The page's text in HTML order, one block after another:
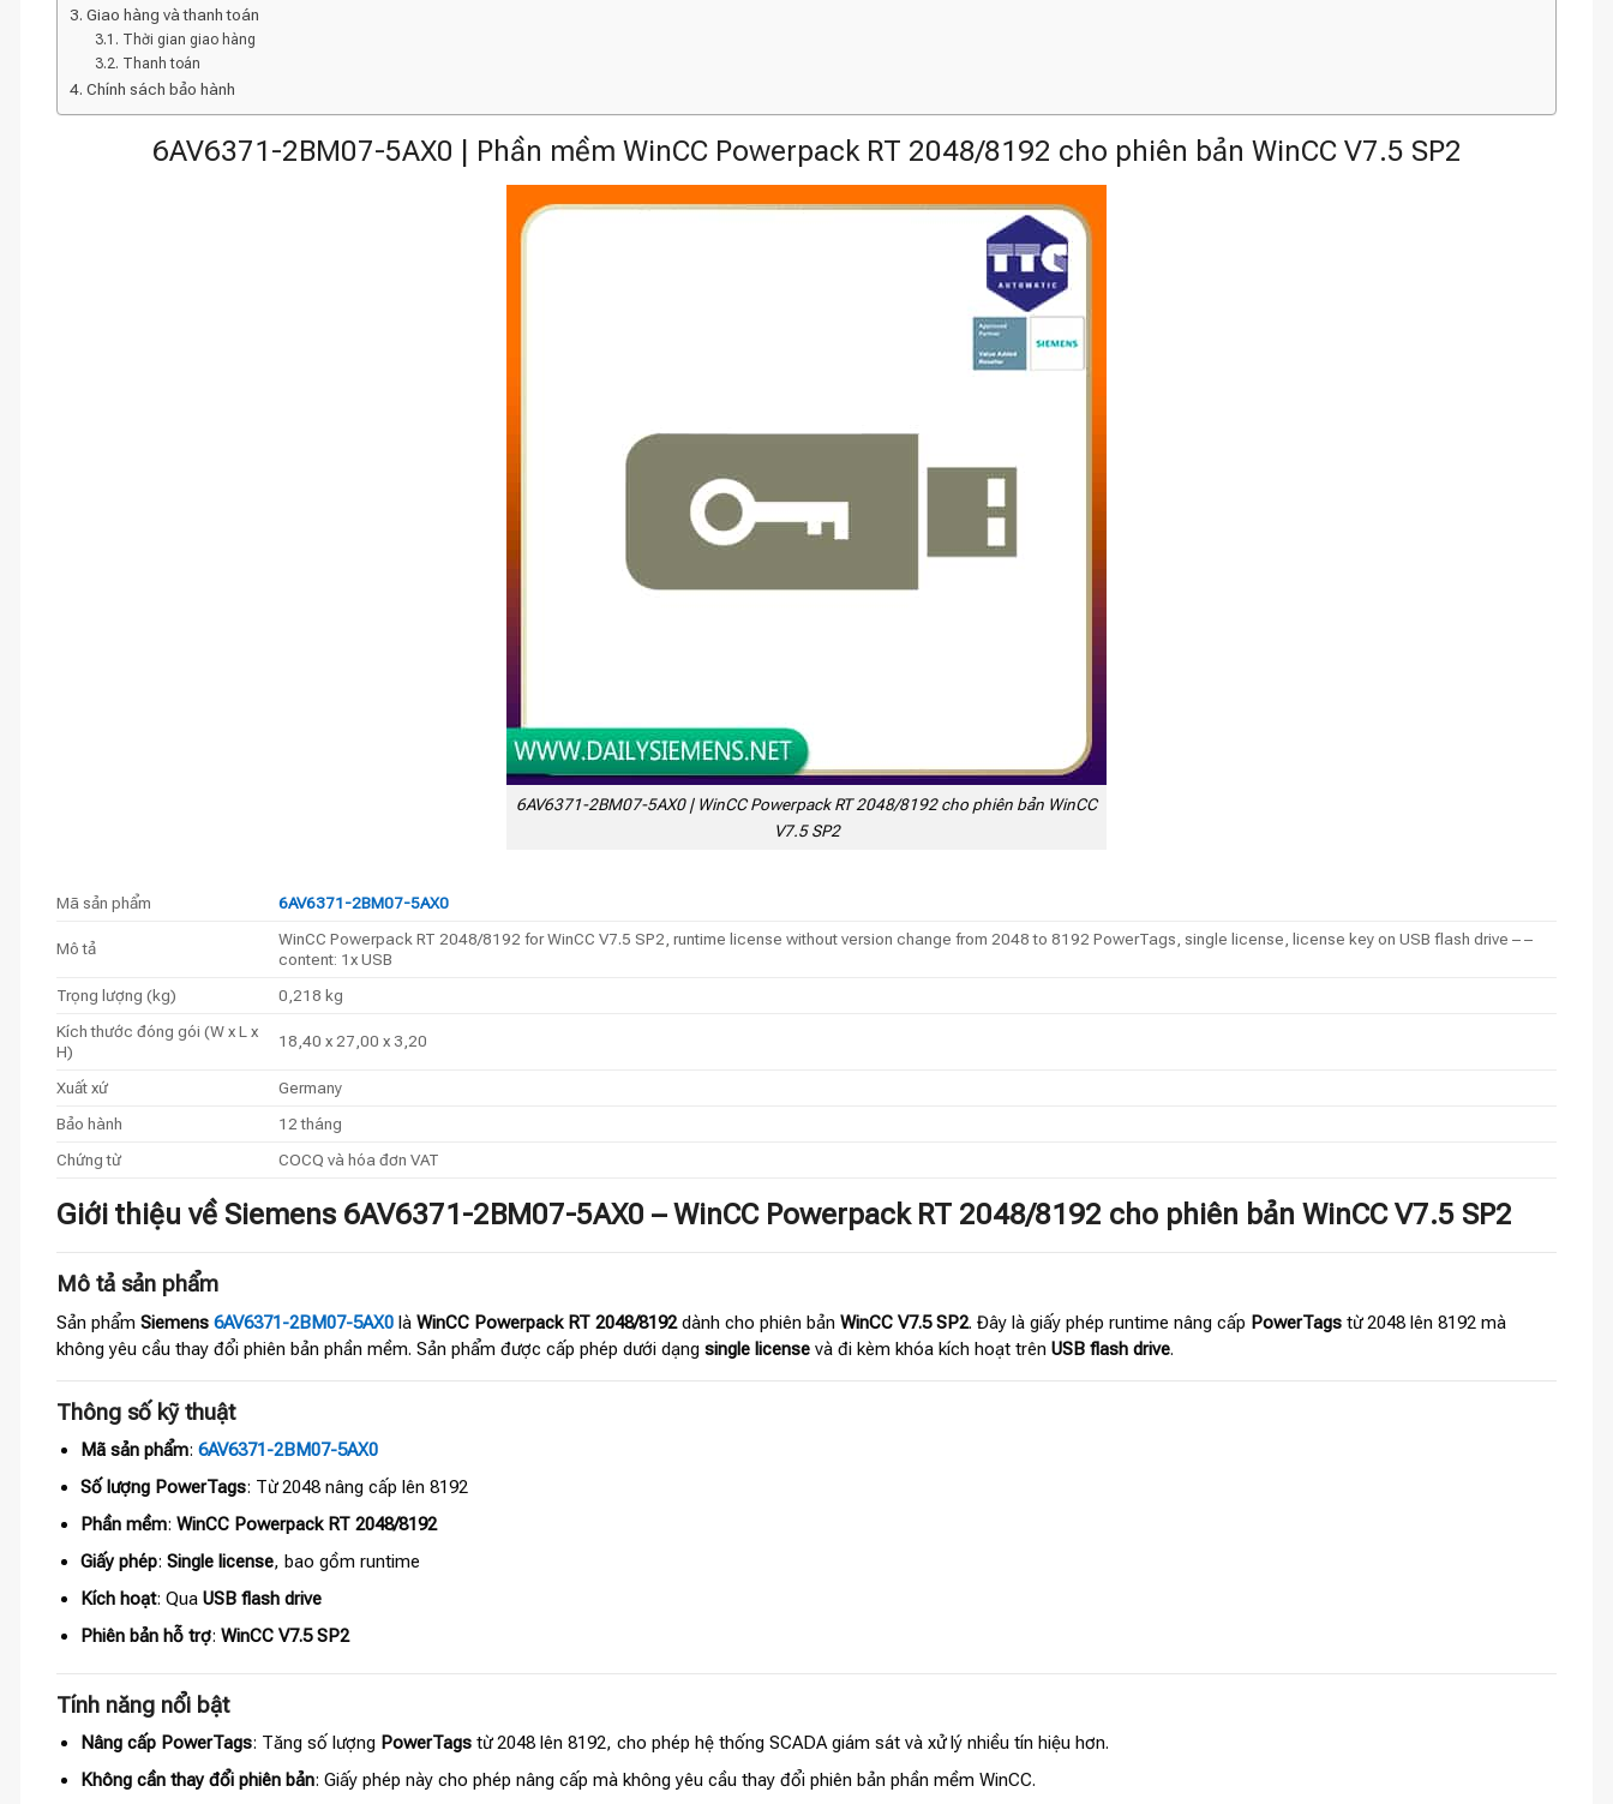
Giao hàng và thanh toán
Thời gian giao hàng
Thanh toán
Chính sách bảo hành
6AV6371-2BM07-5AX0 | Phần mềm WinCC Powerpack RT 2048/8192 cho phiên bản WinCC V7.5 SP2
6AV6371-2BM07-5AX0 | WinCC Powerpack RT 2048/8192 cho phiên bản WinCC
V7.5 SP2
Mã sản phẩm 6AV6371-2BM07-5AX0
Mô tả
WinCC Powerpack RT 2048/8192 for WinCC V7.5 SP2, runtime license without version change from 2048 to 8192 PowerTags, single license, license key on USB flash drive – –
content: 1x USB
Trọng lượng (kg)
0,218 kg
Kích thước đóng gói (W x L x
H)
18,40 x 27,00 x 3,20
Xuất xứ
Germany
Bảo hành
12 tháng
Chứng từ
COCQ và hóa đơn VAT
Giới thiệu về Siemens 6AV6371-2BM07-5AX0 – WinCC Powerpack RT 2048/8192 cho phiên bản WinCC V7.5 SP2
Mô tả sản phẩm
Sản phẩm Siemens 6AV6371-2BM07-5AX0 là WinCC Powerpack RT 2048/8192dành cho phiên bản WinCC V7.5 SP2. Đây là giấy phép runtime nâng cấp PowerTags từ 2048 lên 8192 mà
không yêu cầu thay đổi phiên bản phần mềm. Sản phẩm được cấp phép dưới dạng single license và đi kèm khóa kích hoạt trên USB flash drive.
Thông số kỹ thuật
Mã sản phẩm: 6AV6371-2BM07-5AX0
Số lượng PowerTags: Từ 2048 nâng cấp lên 8192
Phần mềm: WinCC Powerpack RT 2048/8192
Giấy phép: Single license, bao gồm runtime
Kích hoạt: Qua USB flash drive
Phiên bản hỗ trợ: WinCC V7.5 SP2
Tính năng nổi bật
Nâng cấp PowerTags: Tăng số lượng PowerTagstừ 2048 lên 8192, cho phép hệ thống SCADA giám sát và xử lý nhiều tín hiệu hơn.
Không cần thay đổi phiên bản: Giấy phép này cho phép nâng cấp mà không yêu cầu thay đổi phiên bản phần mềm WinCC.